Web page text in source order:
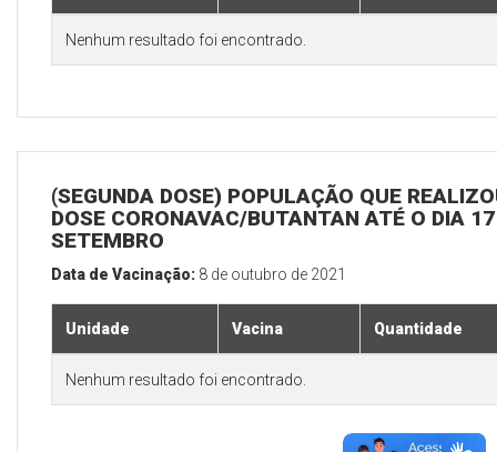
Nenhum resultado foi encontrado.
(SEGUNDA DOSE) POPULAÇÃO QUE
DOSE CORONAVAC/BUTANTAN ATÉ O DIA
SETEMBRO
Data de Vacinação: 8 de outubro de 2021
Unidade Vacina Quantidade
Nenhum resultado foi encontrado.